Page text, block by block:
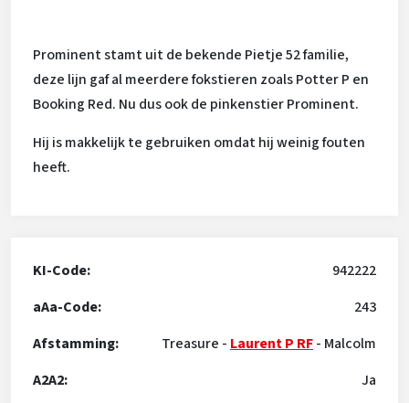
Prominent stamt uit de bekende Pietje 52 familie,
deze lijn gaf al meerdere fokstieren zoals Potter P en
Booking Red. Nu dus ook de pinkenstier Prominent.
Hij is makkelijk te gebruiken omdat hij weinig fouten
heeft.
KI-Code:
942222
aAa-Code:
243
Afstamming:
Treasure - Laurent P RF- Malcolm
A2A2:
Ja